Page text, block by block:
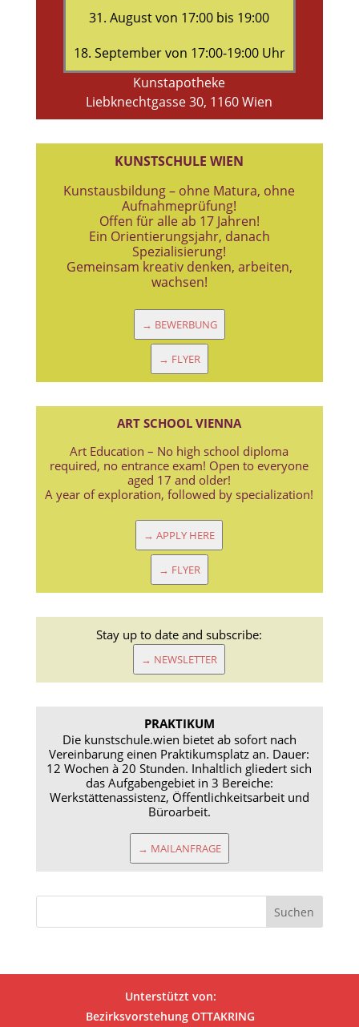
31. August von 17:00 bis 19:00
18. September von 17:00-19:00 Uhr
Kunstapotheke
Liebknechtgasse 30, 1160 Wien
KUNSTSCHULE WIEN
Kunstausbildung – ohne Matura, ohne
Aufnahmeprüfung!
Offen für alle ab 17 Jahren!
Ein Orientierungsjahr, danach
Spezialisierung!
Gemeinsam kreativ denken, arbeiten,
wachsen!
→ BEWERBUNG
→ FLYER
ART SCHOOL VIENNA
Art Education – No high school diploma
required, no entrance exam! Open to everyone
aged 17 and older!
A year of exploration, followed by specialization!
→ APPLY HERE
→ FLYER
Stay up to date and subscribe:
→ NEWSLETTER
PRAKTIKUM
Die kunstschule.wien bietet ab sofort nach
Vereinbarung einen Praktikumsplatz an. Dauer:
12 Wochen à 20 Stunden. Inhaltlich gliedert sich
das Aufgabengebiet in 3 Bereiche:
Werkstättenassistenz, Öffentlichkeitsarbeit und
Büroarbeit.
→ MAILANFRAGE
Unterstützt von:
Bezirksvorstehung OTTAKRING